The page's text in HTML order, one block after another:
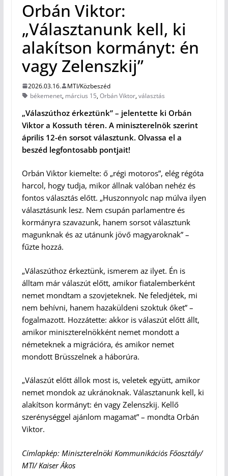
Orbán Viktor:
„Választanunk kell, ki
alakítson kormányt: én
vagy Zelenszkij”
2026.03.16.
MTI/Közbeszéd
békemenet, március 15,Orbán Viktor,választás
„Válaszúthoz érkeztünk” – jelentette ki Orbán
Viktor a Kossuth téren. A miniszterelnök szerint
április 12-én sorsot választunk. Olvassa el a
beszéd legfontosabb pontjait!
Orbán Viktor kiemelte: ő „régi motoros”, elég régóta
harcol, hogy tudja, mikor állnak valóban nehéz és
fontos választás előtt. „Huszonnyolc nap múlva ilyen
választásunk lesz. Nem csupán parlamentre és
kormányra szavazunk, hanem sorsot választunk
magunknak és az utánunk jövő magyaroknak” –
fűzte hozzá.
„Válaszúthoz érkeztünk, ismerem az ilyet. Én is
álltam már válaszút előtt, amikor fiatalemberként
nemet mondtam a szovjeteknek. Ne feledjétek, mi
nem behívni, hanem hazaküldeni szoktuk őket” –
fogalmazott. Hozzátette: akkor is válaszút előtt állt,
amikor miniszterelnökként nemet mondott a
németeknek a migrációra, és amikor nemet
mondott Brüsszelnek a háborúra.
„Válaszút előtt állok most is, veletek együtt, amikor
nemet mondok az ukránoknak. Választanunk kell, ki
alakítson kormányt: én vagy Zelenszkij. Kellő
szerénységgel ajánlom magamat” – mondta Orbán
Viktor.
Címlapkép: Miniszterelnöki Kommunikációs Főosztály/
MTI/ Kaiser Ákos